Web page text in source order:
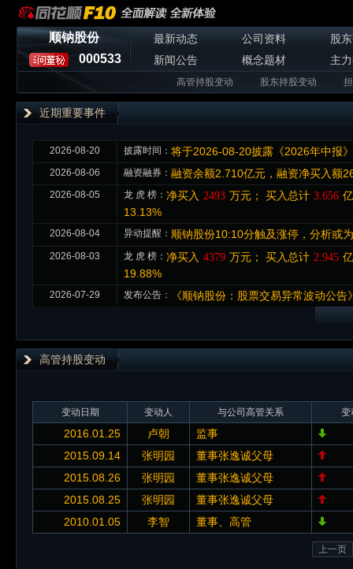
顺钠股份
000533
最新动态 公司资料
股
新闻公告
概念题材 主
高管持股变动 股东持股变动
近期重要事件
2026-08-20 披露时间： 将于2026-08-20披露《2026年中报》
2026-08-06 融资融券： 融资余额2.710亿元，融资净买入额
2026-08-05 龙 虎 榜： 净买入 2493 万元； 买入总计 3.656
13.13%
2026-08-04 异动提醒： 顺钠股份10:10分触及涨停，分析或
2026-08-03 龙 虎 榜： 净买入 4379 万元； 买入总计 2.945
19.88%
2026-07-29 发布公告： 《顺钠股份：股票交易异常波动公告
高管持股变动
变动日期 变动人 与公司高管关系 变
2016.01.25 卢朝
监事
2015.09.14
张明园
董事张逸诚父母
2015.08.26
张明园
董事张逸诚父母
2015.08.25
张明园
董事张逸诚父母
2010.01.05
李智 董事、高管
上一页